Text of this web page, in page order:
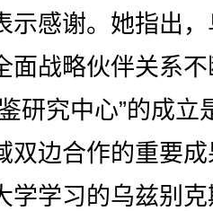
示感谢。她指出
面战略伙伴关系
研究中心”的成立
双边合作的重要
学学习的乌兹别